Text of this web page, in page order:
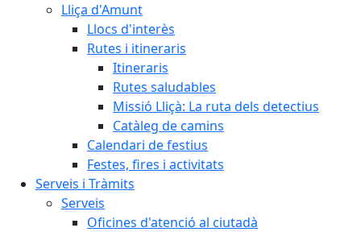
Lliça d'Amunt
Llocs d'interès
Rutes i itineraris
Itineraris
Rutes saludables
Missió Lliçà: La ruta dels detectius
Catàleg de camins
Calendari de festius
Festes, fires i activitats
Serveis i Tràmits
Serveis
Oficines d'atenció al ciutadà